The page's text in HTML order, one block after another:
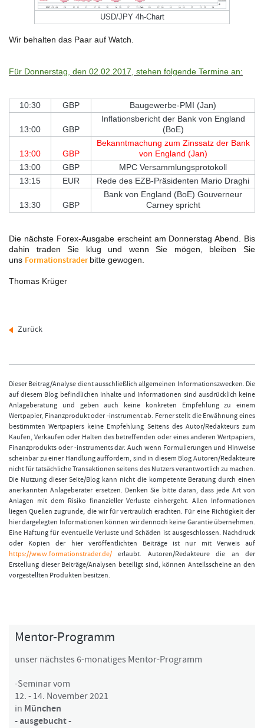
USD/JPY 4h-Chart
Wir behalten das Paar auf Watch.
Für Donnerstag, den 02.02.2017, stehen folgende Termine an:
10:30 GBP Baugewerbe-PMI (Jan)
13:00 GBP
Inflationsbericht der Bank von England
(BoE)
13:00 GBP
Bekanntmachung zum Zinssatz der Bank
von England (Jan)
13:00
GBP
MPC Versammlungsprotokoll
13:15
EUR Rede des EZB-Präsidenten Mario Draghi
13:30 GBP
Bank von England (BoE) Gouverneur
Carney spricht
Die nächste Forex-Ausgabe erscheint am Donnerstag Abend. Bis
dahin traden Sie klug und wenn Sie mögen, bleiben Sie
uns Formationstrader bitte gewogen.
Thomas Krüger
Zurück
Dieser Beitrag/Analyse dient ausschließlich allgemeinen Informationszwecken. Die
auf diesem Blog befindlichen Inhalte und Informationen sind ausdrücklich keine
Anlageberatung und geben auch keine konkreten Empfehlung zu einem
Wertpapier, Finanzprodukt oder -instrument ab. Ferner stellt die Erwähnung eines
bestimmten Wertpapiers keine Empfehlung Seitens des Autor/Redakteurs zum
Kaufen, Verkaufen oder Halten des betreffenden oder eines anderen Wertpapiers,
Finanzprodukts oder -instruments dar. Auch wenn Formulierungen und Hinweise
scheinbar zu einer Handlung auffordern, sind in diesem Blog Autoren/Redakteure
nicht für tatsächliche Transaktionen seitens des Nutzers verantwortlich zu machen.
Die Nutzung dieser Seite/Blog kann nicht die kompetente Beratung durch einen
anerkannten Anlageberater ersetzen. Denken Sie bitte daran, dass jede Art von
Anlagen mit dem Risiko finanzieller Verluste einhergeht. Allen Informationen
liegen Quellen zugrunde, die wir für vertraulich erachten. Für eine Richtigkeit der
hier dargelegten Informationen können wir dennoch keine Garantie übernehmen.
Eine Haftung für eventuelle Verluste und Schäden ist ausgeschlossen. Nachdruck
oder Kopien der hier veröffentlichten Beiträge ist nur mit Verweis auf
https://www.formationstrader.de/ erlaubt. Autoren/Redakteure die an der
Erstellung dieser Beiträge/Analysen beteiligt sind, können Anteilsscheine an den
vorgestellten Produkten besitzen.
Mentor-Programm
unser nächstes 6-monatiges Mentor-Programm
-Seminar vom
12. - 14. November 2021
in München
- ausgebucht -